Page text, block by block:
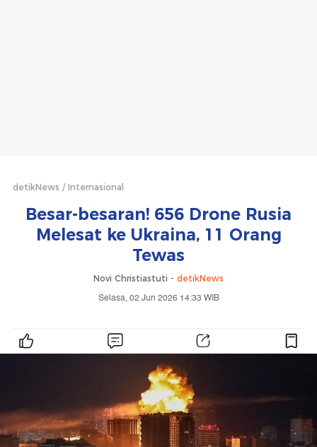
detikNews Internasional
Besar-besaran! 656 Drone Rusia
Melesat ke Ukraina, 11 Orang
Tewas
Novi Christiastuti - detikNews
Selasa, 02 Jun 2026 14:33 WIB